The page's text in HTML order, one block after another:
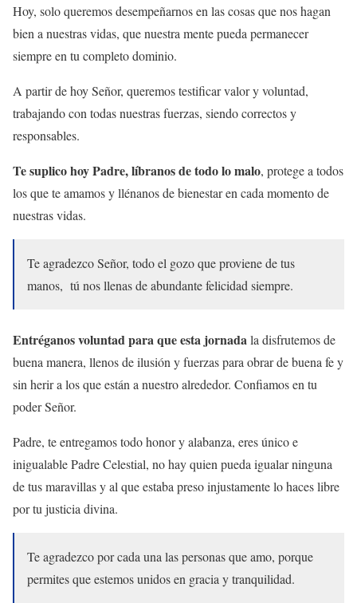
Hoy, solo queremos desempeñarnos en las cosas que nos hagan
bien a nuestras vidas, que nuestra mente pueda permanecer
siempre en tu completo dominio.
A partir de hoy Señor, queremos testificar valor y voluntad,
trabajando con todas nuestras fuerzas, siendo correctos y
responsables.
Te suplico hoy Padre, líbranos de todo lo malo, protege a todos
los que te amamos y llénanos de bienestar en cada momento de
nuestras vidas.
Te agradezco Señor, todo el gozo que proviene de tus
manos, tú nos llenas de abundante felicidad siempre.
Entréganos voluntad para que esta jornadala disfrutemos de
buena manera, llenos de ilusión y fuerzas para obrar de buena fe y
sin herir a los que están a nuestro alrededor. Confiamos en tu
poder Señor.
Padre, te entregamos todo honor y alabanza, eres único e
inigualable Padre Celestial, no hay quien pueda igualar ninguna
de tus maravillas y al que estaba preso injustamente lo haces libre
por tu justicia divina.
Te agradezco por cada una las personas que amo, porque
permites que estemos unidos en gracia y tranquilidad.